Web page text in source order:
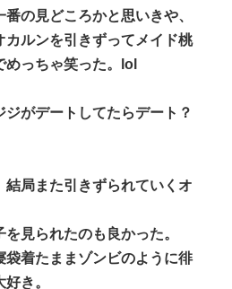
の見どころかと思いきや、
カルンを引きずってメイド桃
めっちゃ笑った。lol
ジがデートしてたらデート？
結局また引きずられていくオ
見られたのも良かった。
袋着たままゾンビのように徘
き。